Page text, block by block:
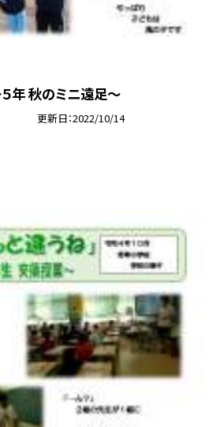
５年 秋のミニ遠足〜
更新日 2022/10/14